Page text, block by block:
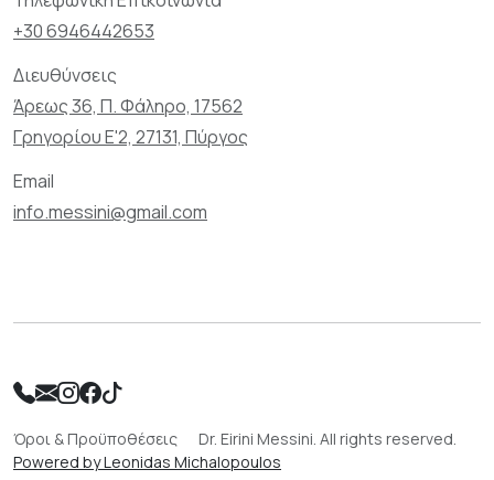
+30 6946442653
Διευθύνσεις
Άρεως 36, Π. Φάληρο, 17562
Γρηγορίου Ε'2, 27131, Πύργος
Email
info.messini@gmail.com
Όροι & Προϋποθέσεις
Dr. Eirini Messini. All rights reserved.
Powered by Leonidas Michalopoulos